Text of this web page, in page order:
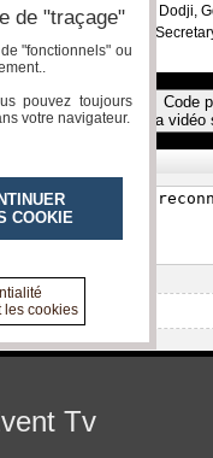
(ACBF) - Deovi Dodji,
Deputy General
Code
la
Tv
de "traçage"
"fonctionnels" ou
pouvez toujours
votre navigateur.
COOKIE
les cookies